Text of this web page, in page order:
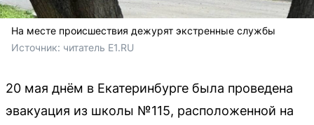
На месте происшествия дежурят экстренные службы
Источник: читатель E1.RU
20 мая днём в Екатеринбурге была проведена
эвакуация из школы №115, расположенной на